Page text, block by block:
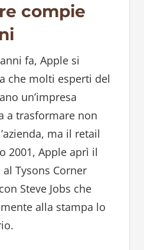
compie
fa, Apple si
che molti esperti del
un’impresa
a trasformare non
ma il retail
2001, Apple aprì il
Tysons Corner
Steve Jobs che
alla stampa lo